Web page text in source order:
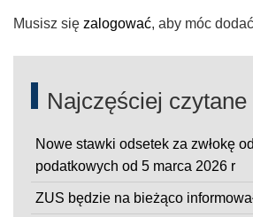
Musisz się zalogować, aby móc
Najczęściej czytane
Nowe stawki odsetek za zwłokę
podatkowych od 5 marca 2026 r
ZUS będzie na bieżąco